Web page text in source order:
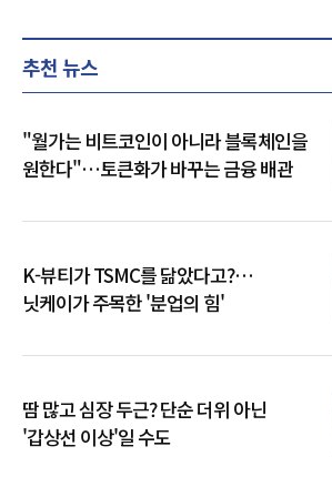
추천 뉴스
"월가는 비트코인이 아니라 블록체인을
원한다"…토큰화가 바꾸는 금융 배관
K-뷰티가 TSMC를 닮았다고?…
닛케이가 주목한 '분업의 힘'
땀 많고 심장 두근? 단순 더위 아닌
'갑상선 이상'일 수도